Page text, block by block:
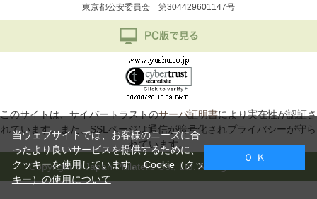
東京都公安委員会 第304429601147号
このサイトは、サイバートラストのサーバ証明書により実在性が認証さ
れています。また、SSLページは通信が暗号化されプライバシーが守ら
れています。
Copyright © Japan Philatelic Co., Ltd. All Rights Reserved.
当ウェブサイトでは、お客様のニーズに合
ったより良いサービスを提供するために、
クッキーを使用しています。Cookie（クッ
キー）の使用について
Ｏ Ｋ